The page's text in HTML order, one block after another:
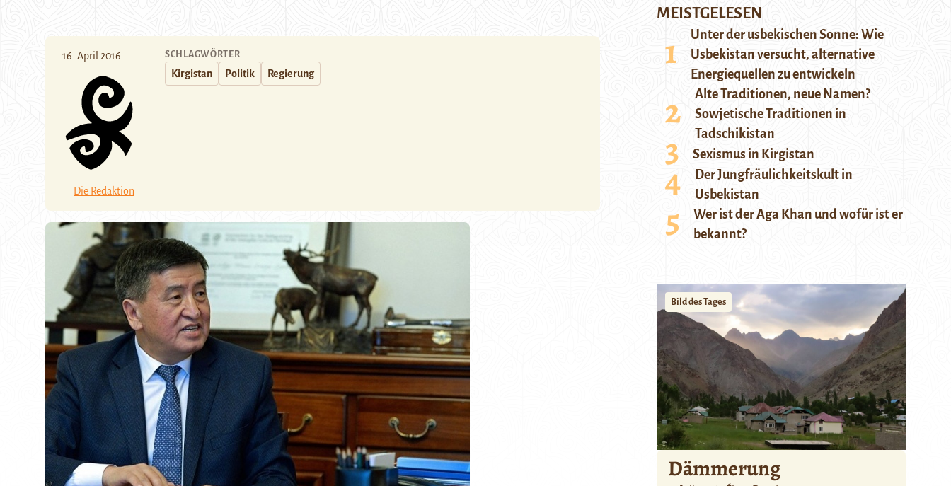
16. April 2016
Die Redaktion
SCHLAGWÖRTER
Kirgistan Politik Regierung
MEISTGELESEN
Unter der usbekischen Sonne: Wie
Usbekistan versucht, alternative
Energiequellen zu entwickeln
Alte Traditionen, neue Namen?
Sowjetische Traditionen in
Tadschikistan
Sexismus in Kirgistan
Der Jungfräulichkeitskult in
Usbekistan
Wer ist der Aga Khan und wofür ist er
bekannt?
Bild des Tages
Dämmerung